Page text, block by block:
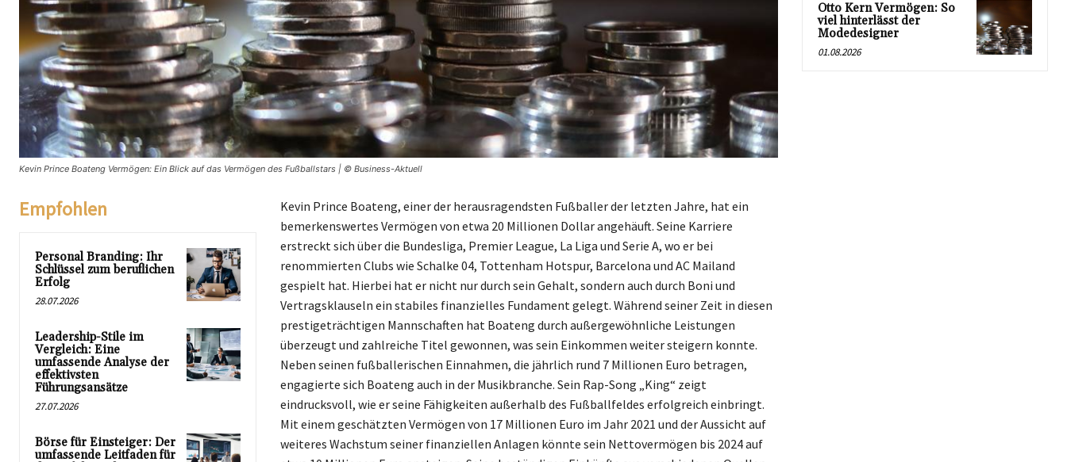
Kevin Prince Boateng Vermögen: Ein Blick auf das Vermögen des Fußballstars | © Business-Aktuell
Empfohlen
Personal Branding: Ihr
Schlüssel zum beruflichen
Erfolg
28.07.2026
Leadership-Stile im
Vergleich: Eine
umfassende Analyse der
effektivsten
Führungsansätze
27.07.2026
Börse für Einsteiger: Der
umfassende Leitfaden für
Kevin Prince Boateng, einer der herausragendsten Fußballer der letzten Jahre, hat ein
bemerkenswertes Vermögen von etwa 20 Millionen Dollar angehäuft. Seine Karriere
erstreckt sich über die Bundesliga, Premier League, La Liga und Serie A, wo er bei
renommierten Clubs wie Schalke 04, Tottenham Hotspur, Barcelona und AC Mailand
gespielt hat. Hierbei hat er nicht nur durch sein Gehalt, sondern auch durch Boni und
Vertragsklauseln ein stabiles finanzielles Fundament gelegt. Während seiner Zeit in diesen
prestigeträchtigen Mannschaften hat Boateng durch außergewöhnliche Leistungen
überzeugt und zahlreiche Titel gewonnen, was sein Einkommen weiter steigern konnte.
Neben seinen fußballerischen Einnahmen, die jährlich rund 7 Millionen Euro betragen,
engagierte sich Boateng auch in der Musikbranche. Sein Rap-Song „King“ zeigt
eindrucksvoll, wie er seine Fähigkeiten außerhalb des Fußballfeldes erfolgreich einbringt.
Mit einem geschätzten Vermögen von 17 Millionen Euro im Jahr 2021 und der Aussicht auf
weiteres Wachstum seiner finanziellen Anlagen könnte sein Nettovermögen bis 2024 auf
Otto Kern Vermögen: So
viel hinterlässt der
Modedesigner
01.08.2026